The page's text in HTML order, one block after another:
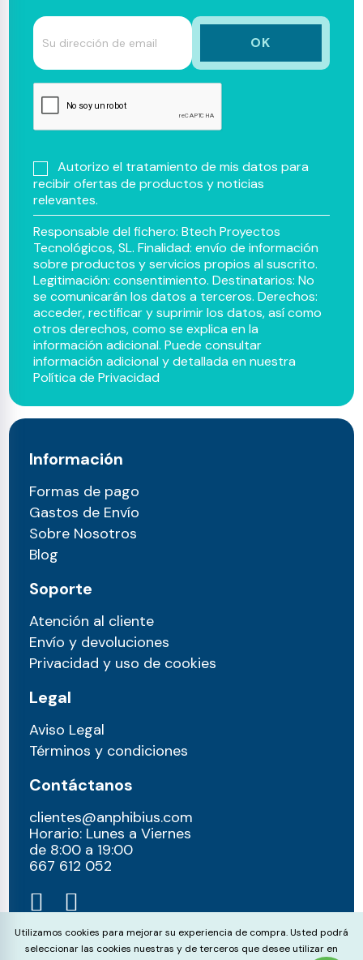
Autorizo el tratamiento de mis datos para
recibir ofertas de productos y noticias
relevantes.
Responsable del fichero: Btech Proyectos
Tecnológicos, SL. Finalidad: envío de información
sobre productos y servicios propios al suscrito.
Legitimación: consentimiento. Destinatarios: No
se comunicarán los datos a terceros. Derechos:
acceder, rectificar y suprimir los datos, así como
otros derechos, como se explica en la
información adicional. Puede consultar
información adicional y detallada en nuestra
Política de Privacidad
Información
Formas de pago
Gastos de Envío
Sobre Nosotros
Blog
Soporte
Atención al cliente
Envío y devoluciones
Privacidad y uso de cookies
Legal
Aviso Legal
Términos y condiciones
Contáctanos
clientes@anphibius.com
Horario: Lunes a Viernes
de 8:00 a 19:00
667 612 052​
Cookie Consent
Utilizamos cookies para mejorar su experiencia de compra. Usted podrá
seleccionar las cookies nuestras y de terceros que desee utilizar en